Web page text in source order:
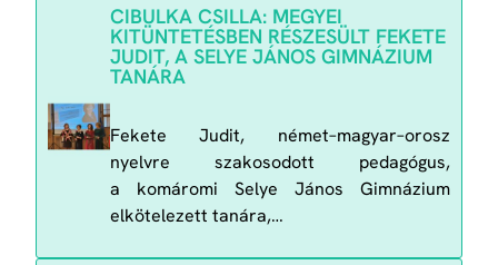
CIBULKA CSILLA: MEGYEI
KITÜNTETÉSBEN RÉSZESÜLT FEKETE
JUDIT, A SELYE JÁNOS GIMNÁZIUM
TANÁRA
Fekete Judit, német–magyar–orosz
nyelvre szakosodott pedagógus,
a komáromi Selye János Gimnázium
elkötelezett tanára,…